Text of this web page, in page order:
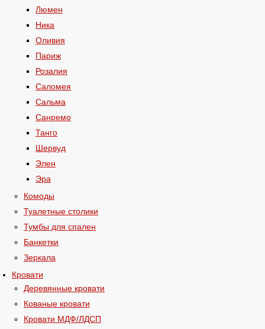
Люмен
Ника
Оливия
Париж
Розалия
Саломея
Сальма
Санремо
Танго
Шервуд
Элен
Эра
Комоды
Туалетные столики
Тумбы для спален
Банкетки
Зеркала
Кровати
Деревянные кровати
Кованые кровати
Кровати МДФ/ЛДСП